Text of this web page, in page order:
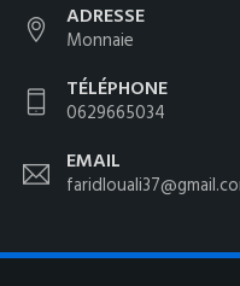
ADRESSE
Monnaie
TÉLÉPHONE
0629665034
EMAIL